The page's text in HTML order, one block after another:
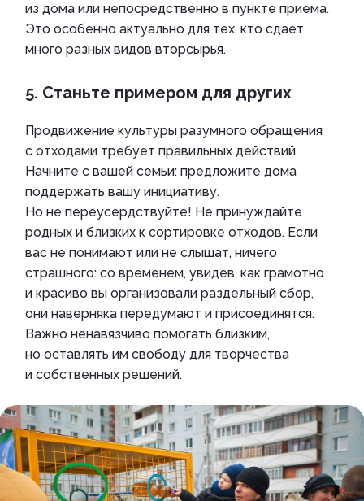
из дома или непосредственно в пункте приема.
Это особенно актуально для тех, кто сдает
много разных видов вторсырья.
5. Станьте примером для других
Продвижение культуры разумного обращения
с отходами требует правильных действий.
Начните с вашей семьи: предложите дома
поддержать вашу инициативу.
Но не переусердствуйте! Не принуждайте
родных и близких к сортировке отходов. Если
вас не понимают или не слышат, ничего
страшного: со временем, увидев, как грамотно
и красиво вы организовали раздельный сбор,
они наверняка передумают и присоединятся.
Важно ненавязчиво помогать близким,
но оставлять им свободу для творчества
и собственных решений.